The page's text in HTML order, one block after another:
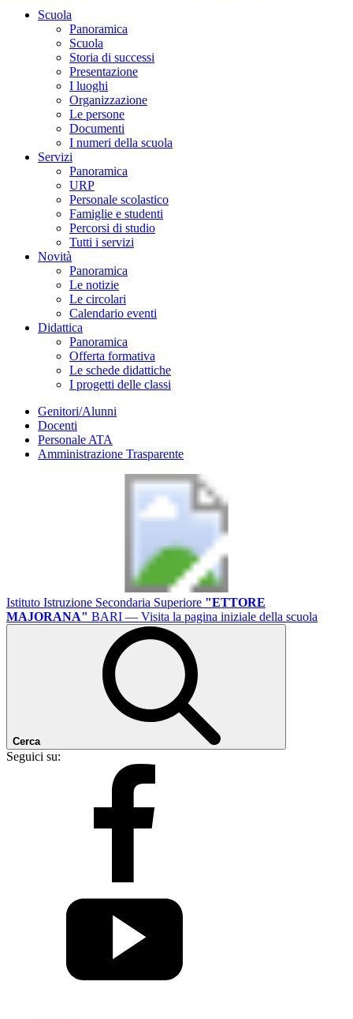
Scuola
Panoramica
Scuola
Storia di successi
Presentazione
I luoghi
Organizzazione
Le persone
Documenti
I numeri della scuola
Servizi
Panoramica
URP
Personale scolastico
Famiglie e studenti
Percorsi di studio
Tutti i servizi
Novità
Panoramica
Le notizie
Le circolari
Calendario eventi
Didattica
Panoramica
Offerta formativa
Le schede didattiche
I progetti delle classi
Genitori/Alunni
Docenti
Personale ATA
Amministrazione Trasparente
Istituto Istruzione Secondaria Superiore "ETTORE
MAJORANA" BARI — Visita la pagina iniziale della scuola
Cerca
Seguici su: